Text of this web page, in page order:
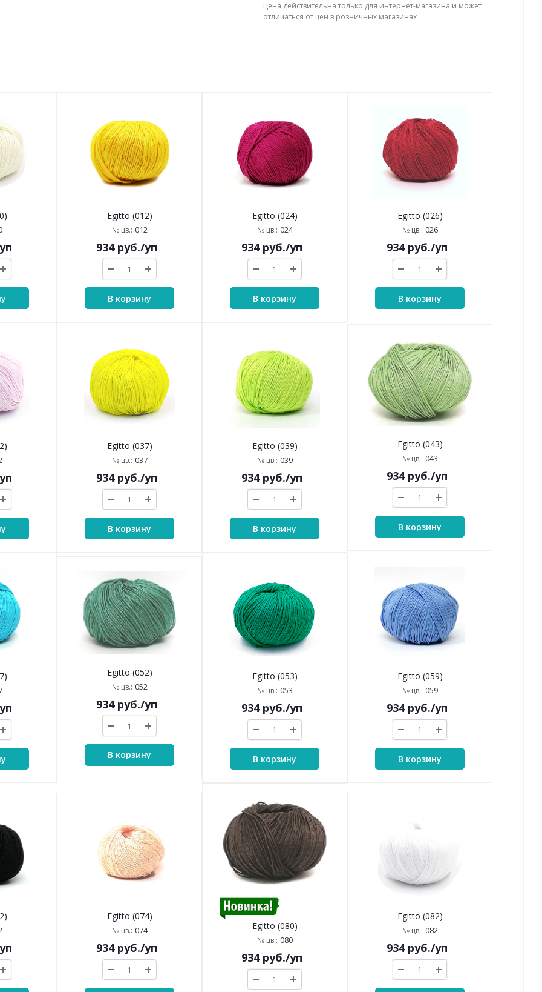
Цена действительна только для интернет-магазина и может
отличаться от цен в розничных магазинах
Egitto (012)
№ цв.: 012
934руб./уп
В корзину
Egitto (024)
№ цв.: 024
934руб./уп
В корзину
Egitto (026)
№ цв.: 026
934руб./уп
В корзину
Egitto (037)
№ цв.: 037
934руб./уп
В корзину
Egitto (039)
№ цв.: 039
934руб./уп
В корзину
Egitto (043)
№ цв.: 043
934руб./уп
В корзину
Egitto (052)
№ цв.: 052
934руб./уп
В корзину
Egitto (053)
№ цв.: 053
934руб./уп
В корзину
Egitto (059)
№ цв.: 059
934руб./уп
В корзину
Egitto (074)
№ цв.: 074
934руб./уп
Egitto (080)
№ цв.: 080
934руб./уп
Egitto (082)
№ цв.: 082
934руб./уп